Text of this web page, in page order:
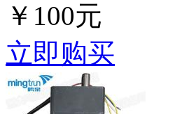
￥100元
立即购买